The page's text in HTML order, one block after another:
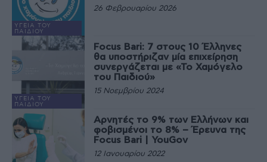
ΥΓΕΊΑ ΤΟΥ
ΠΑΙΔΙΟΎ
26 Φεβρουαρίου 2026
ΥΓΕΊΑ ΤΟΥ
ΠΑΙΔΙΟΎ
Focus Bari: 7 στους 10 Έλληνες
θα υποστήριζαν μία επιχείρηση
συνεργάζεται με «Το Χαμόγελο
του Παιδιού»
15 Νοεμβρίου 2024
Αρνητές το 9% των Ελλήνων και
φοβισμένοι το 8% – Έρευνα της
Focus Bari | YouGov
12 Ιανουαρίου 2022